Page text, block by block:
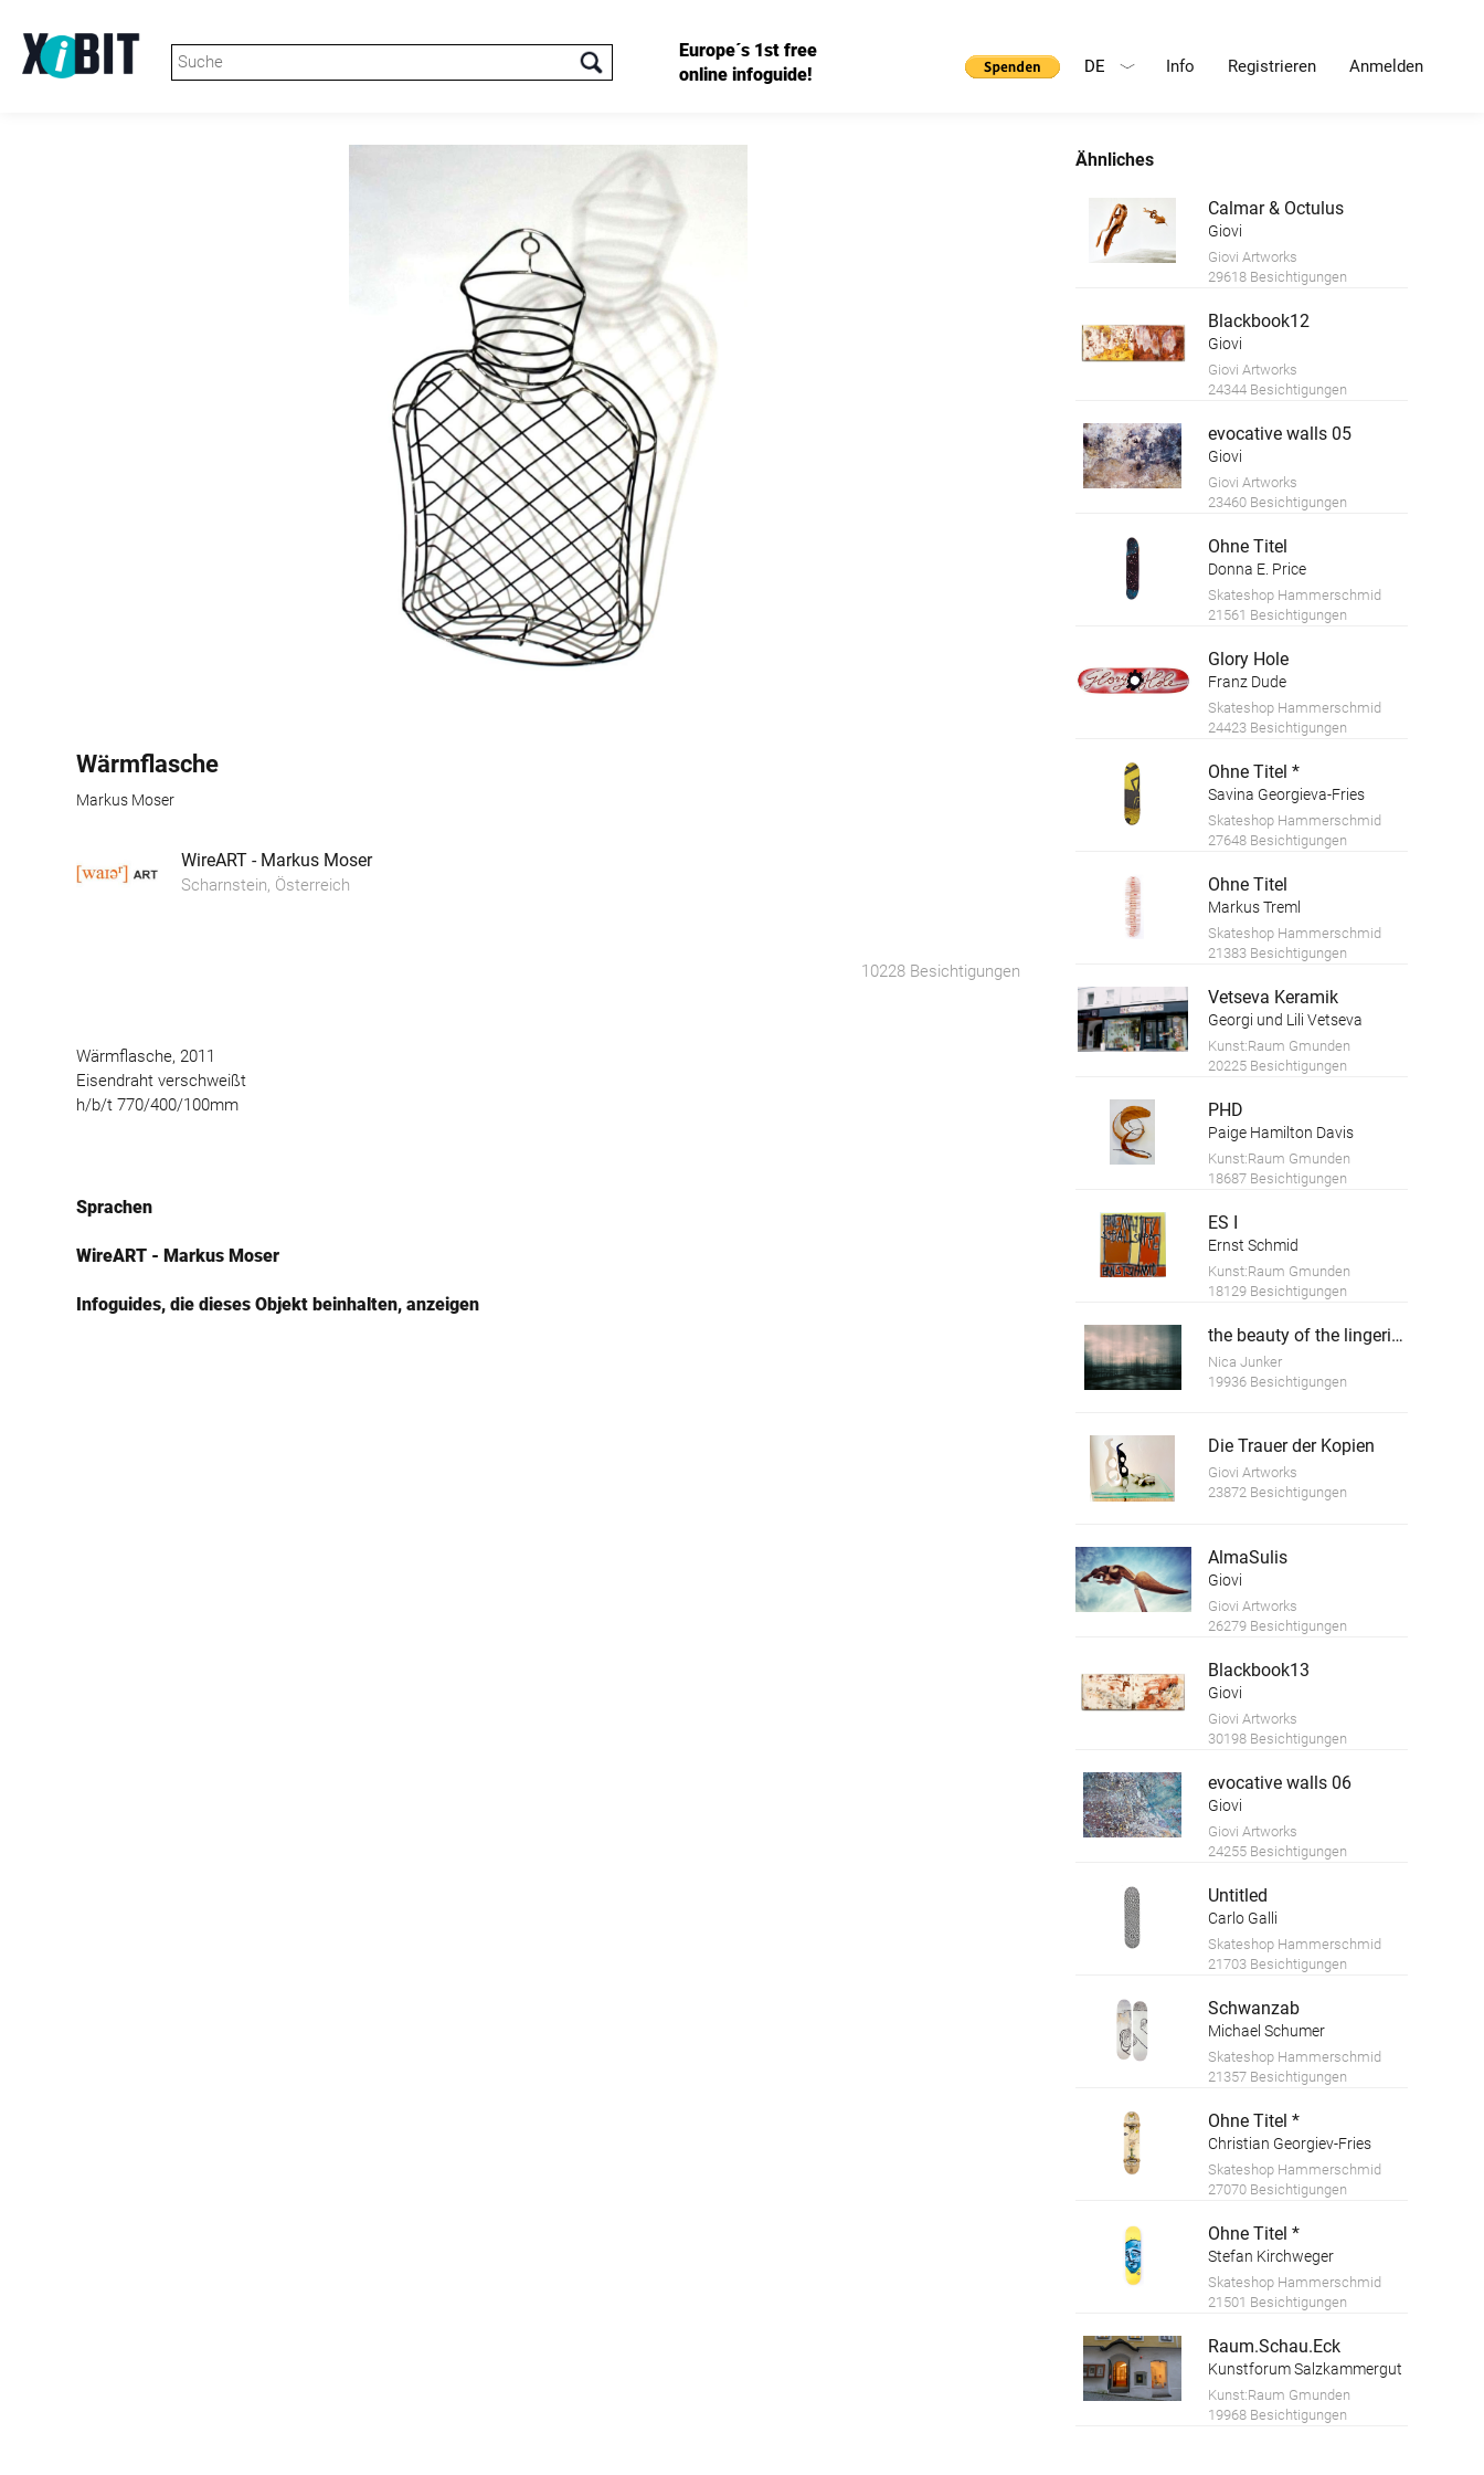
Europe´s 1st free
online infoguide!
Info Registrieren Anmelden
DE
Wärmflasche
Markus Moser
WireART - Markus Moser
Scharnstein, Österreich
10228 Besichtigungen
Wärmflasche, 2011
Eisendraht verschweißt
h/b/t 770/400/100mm
Sprachen
WireART - Markus Moser
Infoguides, die dieses Objekt beinhalten, anzeigen
Ähnliches
Calmar & Octulus
Giovi
Giovi Artworks
29618 Besichtigungen
Blackbook12
Giovi
Giovi Artworks
24344 Besichtigungen
evocative walls 05
Giovi
Giovi Artworks
23460 Besichtigungen
Ohne Titel
Donna E. Price
Skateshop Hammerschmid
21561 Besichtigungen
Glory Hole
Franz Dude
Skateshop Hammerschmid
24423 Besichtigungen
Ohne Titel *
Savina Georgieva-Fries
Skateshop Hammerschmid
27648 Besichtigungen
Ohne Titel
Markus Treml
Skateshop Hammerschmid
21383 Besichtigungen
Vetseva Keramik
Georgi und Lili Vetseva
Kunst:Raum Gmunden
20225 Besichtigungen
PHD
Paige Hamilton Davis
Kunst:Raum Gmunden
18687 Besichtigungen
ES I
Ernst Schmid
Kunst:Raum Gmunden
18129 Besichtigungen
the beauty of the lingering time 5
Nica Junker
19936 Besichtigungen
Die Trauer der Kopien
Giovi Artworks
23872 Besichtigungen
AlmaSulis
Giovi
Giovi Artworks
26279 Besichtigungen
Blackbook13
Giovi
Giovi Artworks
30198 Besichtigungen
evocative walls 06
Giovi
Giovi Artworks
24255 Besichtigungen
Untitled
Carlo Galli
Skateshop Hammerschmid
21703 Besichtigungen
Schwanzab
Michael Schumer
Skateshop Hammerschmid
21357 Besichtigungen
Ohne Titel *
Christian Georgiev-Fries
Skateshop Hammerschmid
27070 Besichtigungen
Ohne Titel *
Stefan Kirchweger
Skateshop Hammerschmid
21501 Besichtigungen
Raum.Schau.Eck
Kunstforum Salzkammergut
Kunst:Raum Gmunden
19968 Besichtigungen